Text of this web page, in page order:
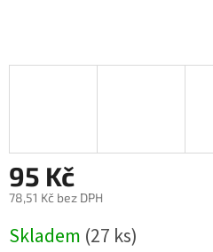
95 Kč
78,51 Kč bez DPH
cena:
Skladem (27 ks)